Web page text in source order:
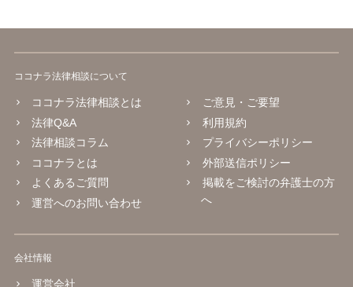
ココナラ法律相談について
ココナラ法律相談とは
法律Q&A
法律相談コラム
ココナラとは
よくあるご質問
運営へのお問い合わせ
ご意見・ご要望
利用規約
プライバシーポリシー
外部送信ポリシー
掲載をご検討の弁護士の方
へ
会社情報
運営会社